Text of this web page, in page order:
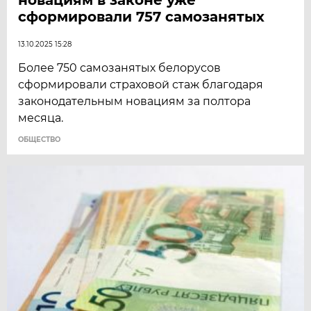
сформировали 757 самозанятых
13.10.2025 15:28
Более 750 самозанятых белорусов
сформировали страховой стаж благодаря
законодательным новациям за полтора
месяца.
ОБЩЕСТВО